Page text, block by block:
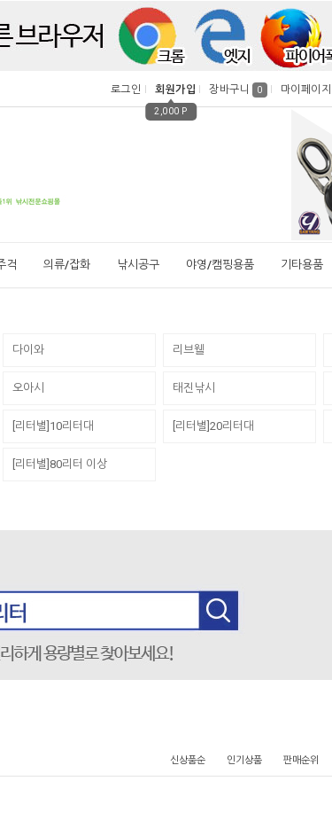
로그인 회원가입
2,000 P
장바구니 0 마이페이지
걱 의류/잡화 낚시공구 야영/캠핑용품 기타용품
다이와 리브웰
오아시 태진낚시
[리터별]10리터대 [리터별]20리터대
[리터별]80리터 이상
신상품순 인기상품 판매순위